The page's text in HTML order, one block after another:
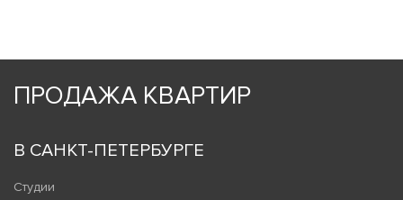
ПРОДАЖА КВАРТИР
В САНКТ-ПЕТЕРБУРГЕ
Студии